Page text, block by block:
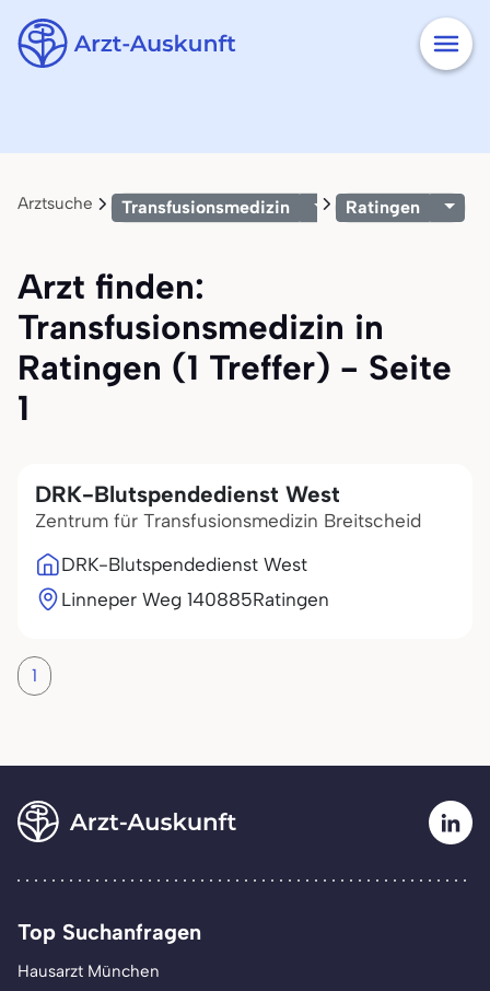
Arztsuche Transfusionsmedizin Ratingen
Arzt finden:
Transfusionsmedizin in
Ratingen (1 Treffer) - Seite
1
DRK-Blutspendedienst West
Zentrum für Transfusionsmedizin Breitscheid
DRK-Blutspendedienst West
Linneper Weg 140885Ratingen
1
Top Suchanfragen
Hausarzt München